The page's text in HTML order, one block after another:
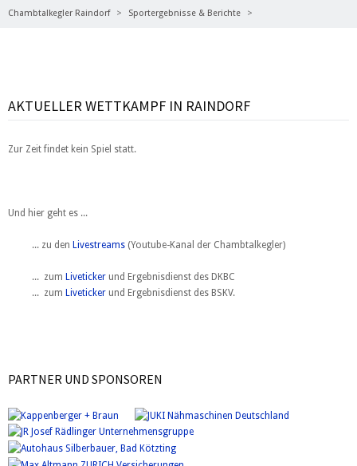
Chambtalkegler Raindorf Sportergebnisse & Berichte
AKTUELLER WETTKAMPF IN RAINDORF
Zur Zeit findet kein Spiel statt.
Und hier geht es ...
... zu den Livestreams (Youtube-Kanal der Chambtalkegler)
... zum Liveticker und Ergebnisdienst des DKBC
... zum Liveticker und Ergebnisdienst des BSKV.
PARTNER UND SPONSOREN